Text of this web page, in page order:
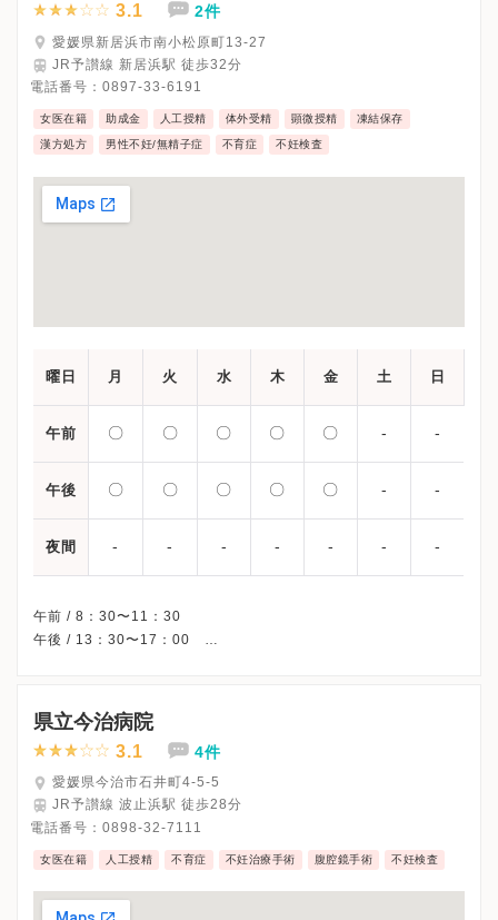
3.1 2件
愛媛県新居浜市南小松原町13-27
JR予讃線 新居浜駅 徒歩32分
電話番号： 0897-33-6191
女医在籍 助成金 人工授精 体外受精 顕微授精 凍結保存
漢方処方 男性不妊/無精子症 不育症 不妊検査
曜日 月 火 水 木 金 土 日
午前 〇 〇 〇 〇 〇 - -
午後 〇 〇 〇 〇 〇 - -
夜間 - - - - - - -
午前 / 8：30〜11：30
午後 / 13：30〜17：00
※診療科によってスケジュールが異なる可能性がございます。
受診前には必ずクリニックHPを確認、または直接お問い合わせく
県立今治病院
3.1 4件
愛媛県今治市石井町4-5-5
JR予讃線 波止浜駅 徒歩28分
電話番号： 0898-32-7111
女医在籍 人工授精 不育症 不妊治療手術 腹腔鏡手術 不妊検査